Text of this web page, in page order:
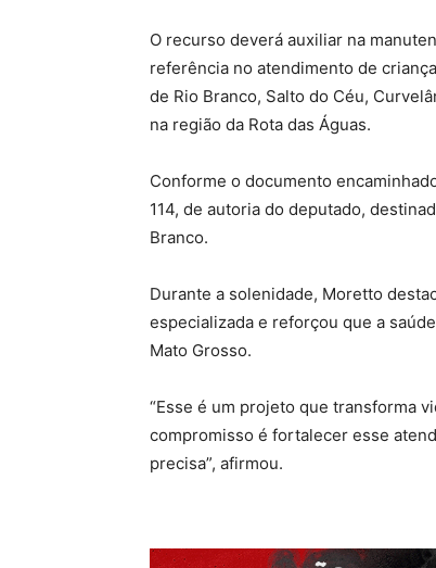
O recurso deverá auxiliar na
referência no atendimento de
de Rio Branco, Salto do Céu,
na região da Rota das Águas.
Conforme o documento
114, de autoria do deputado,
Branco.
Durante a solenidade, Moretto
especializada e reforçou que a
Mato Grosso.
“Esse é um projeto que transforma
compromisso é fortalecer esse
precisa”, afirmou.